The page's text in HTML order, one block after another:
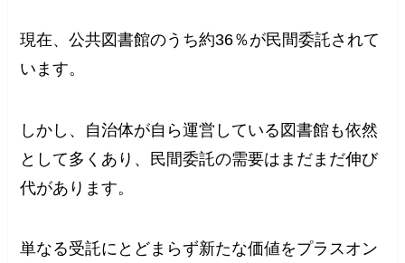
現在、公共図書館のうち約36％が民間委託されて
います。
しかし、自治体が自ら運営している図書館も依然
として多くあり、民間委託の需要はまだまだ伸び
代があります。
単なる受託にとどまらず新たな価値をプラスオン